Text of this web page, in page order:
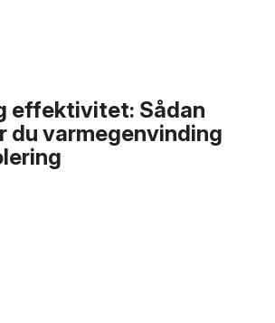
effektivitet: Sådan
du varmegenvinding